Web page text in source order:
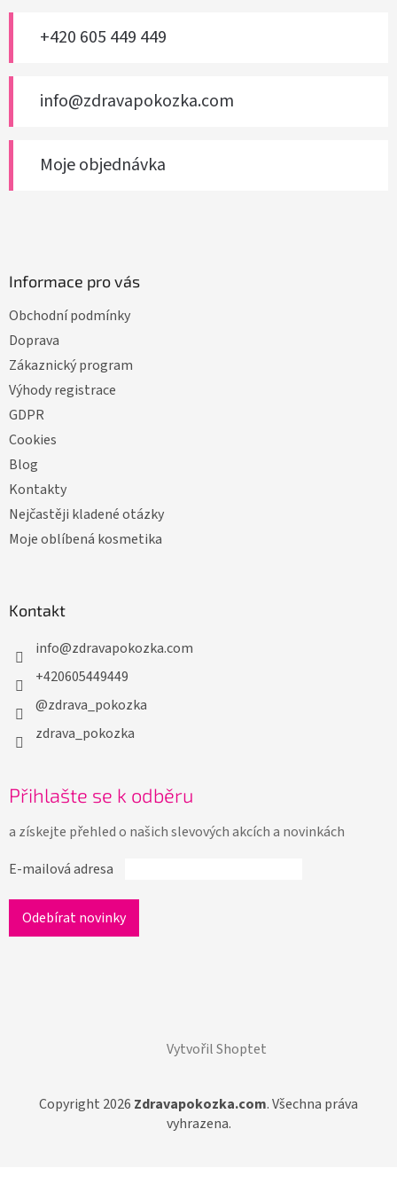
+420 605 449 449
info@zdravapokozka.com
Moje objednávka
Informace pro vás
Obchodní podmínky
Doprava
Zákaznický program
Výhody registrace
GDPR
Cookies
Blog
Kontakty
Nejčastěji kladené otázky
Moje oblíbená kosmetika
Kontakt
info@zdravapokozka.com
+420605449449
@zdrava_pokozka
zdrava_pokozka
Přihlašte se k odběru
a získejte přehled o našich slevových akcích a novinkách
E-mailová adresa
Vytvořil Shoptet
Copyright 2026 Zdravapokozka.com. Všechna práva
vyhrazena.